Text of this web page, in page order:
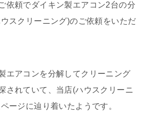
依頼でダイキン製エアコン2台の分
スクリーニング)のご依頼をいただ
エアコンを分解してクリーニング
されていて、当店(ハウスクリーニ
ージに辿り着いたようです。